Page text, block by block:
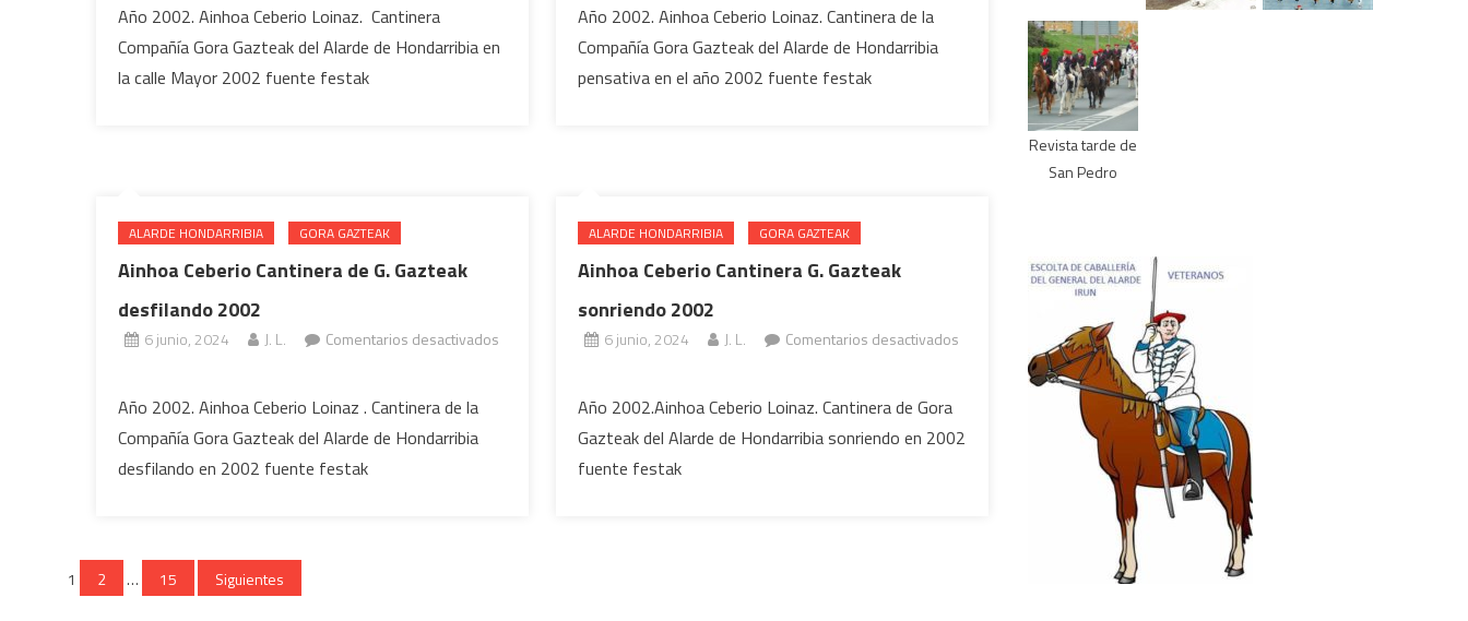
Ceberio
Cantinera
Gora
Año 2002. Ainhoa Ceberio Loinaz. Cantinera
Compañía Gora Gazteak del Alarde de Hondarribia en
la calle Mayor 2002 fuente festak
Ceberio
Cantinera
G.
Año 2002. Ainhoa Ceberio Loinaz. Cantinera de la
Compañía Gora Gazteak del Alarde de Hondarribia
pensativa en el año 2002 fuente festak
ALARDE HONDARRIBIA GORA GAZTEAK
Ainhoa Ceberio Cantinera de G. Gazteak
desfilando 2002
6 junio, 2024 J. L.
Comentarios desactivados
Ceberio
Cantinera
de
Año 2002. Ainhoa Ceberio Loinaz . Cantinera de la
Compañía Gora Gazteak del Alarde de Hondarribia
desfilando en 2002 fuente festak
ALARDE HONDARRIBIA GORA GAZTEAK
Ainhoa Ceberio Cantinera G. Gazteak
sonriendo 2002
6 junio, 2024 J. L.
Comentarios desactivados
Ceberio
Cantinera
Año 2002.Ainhoa Ceberio Loinaz. Cantinera de Gora
Gazteak del Alarde de Hondarribia sonriendo en 2002
fuente festak
Paginación
1 2 … 15 Siguientes
Revista tarde de
San Pedro